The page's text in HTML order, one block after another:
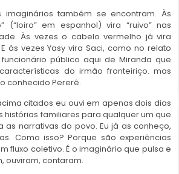
também se encontram. Às
(“loiro” em espanhol) vira “ruivo” nas
Às vezes o cabelo vermelho já vira
às vezes Yasy vira Saci, como no relato
público aqui de Miranda que
do irmão fronteiriço. mas
conhecido Pererê.
citados eu ouvi em apenas dois dias
histórias familiares para qualquer um que
as narrativas do povo. Eu já as conheço,
Como isso? Porque são experiências
fluxo coletivo. É o imaginário que pulsa e
ouviram, contaram.